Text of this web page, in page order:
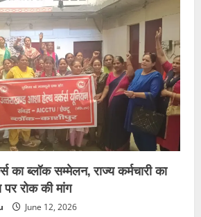
का ब्लॉक सम्मेलन, राज्य कर्मचारी का
रोक की मांग
June 12, 2026